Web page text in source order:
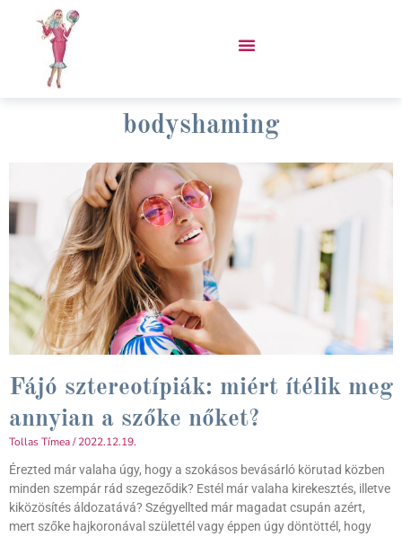
bodyshaming
Fájó sztereotípiák: miért ítélik meg
annyian a szőke nőket?
Tollas Tímea 2022.12.19.
Érezted már valaha úgy, hogy a szokásos bevásárló körutad közben
minden szempár rád szegeződik? Estél már valaha kirekesztés, illetve
kiközösítés áldozatává? Szégyellted már magadat csupán azért,
mert szőke hajkoronával születtél vagy éppen úgy döntöttél, hogy